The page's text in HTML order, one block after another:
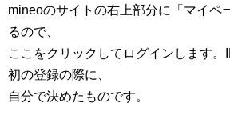
mineoのサイトの右上部分に「マイペ
るので、
ここをクリックしてログインします
初の登録の際に、
自分で決めたものです。